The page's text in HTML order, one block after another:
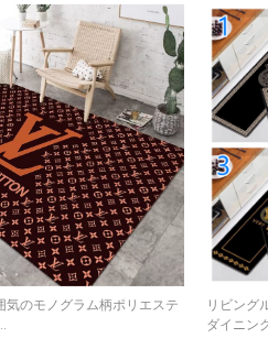
気のモノグラム柄ポリエステ
リビング
ダイニン